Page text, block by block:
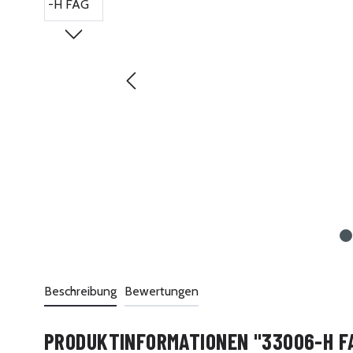
Beschreibung Bewertungen
PRODUKTINFORMATIONEN "33006-H